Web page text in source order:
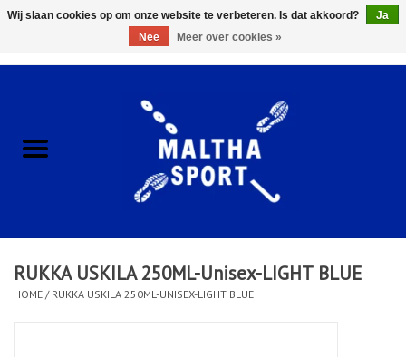
ACCESSOIRES/HARDWARE
KLEDING
CLUBSHOPS
RUKKA USKILA 250ML-Unisex-LIGHT BLUE
HOME / RUKKA USKILA 250ML-UNISEX-LIGHT BLUE
Wij slaan cookies op om onze website te verbeteren. Is dat akkoord?
Ja
Nee
Meer over cookies »